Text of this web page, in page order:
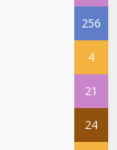
256
4
21
24